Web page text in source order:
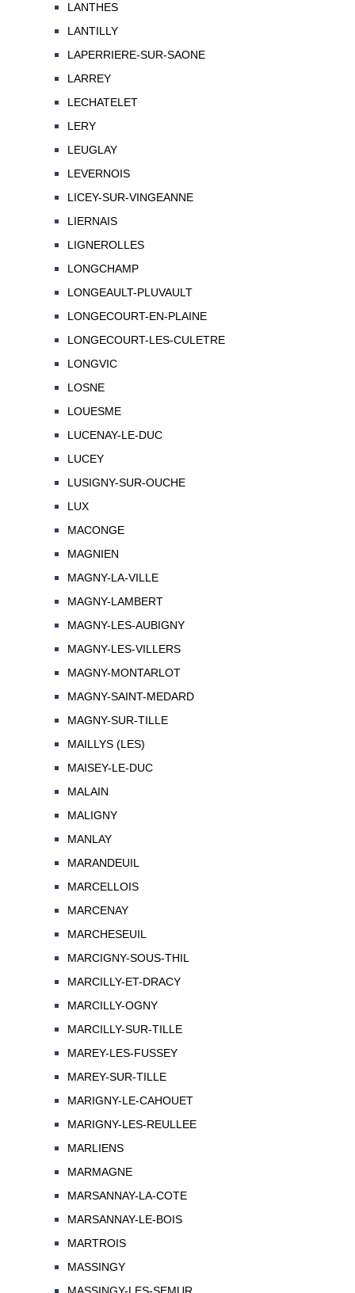
LANTHES
LANTILLY
LAPERRIERE-SUR-SAONE
LARREY
LECHATELET
LERY
LEUGLAY
LEVERNOIS
LICEY-SUR-VINGEANNE
LIERNAIS
LIGNEROLLES
LONGCHAMP
LONGEAULT-PLUVAULT
LONGECOURT-EN-PLAINE
LONGECOURT-LES-CULETRE
LONGVIC
LOSNE
LOUESME
LUCENAY-LE-DUC
LUCEY
LUSIGNY-SUR-OUCHE
LUX
MACONGE
MAGNIEN
MAGNY-LA-VILLE
MAGNY-LAMBERT
MAGNY-LES-AUBIGNY
MAGNY-LES-VILLERS
MAGNY-MONTARLOT
MAGNY-SAINT-MEDARD
MAGNY-SUR-TILLE
MAILLYS (LES)
MAISEY-LE-DUC
MALAIN
MALIGNY
MANLAY
MARANDEUIL
MARCELLOIS
MARCENAY
MARCHESEUIL
MARCIGNY-SOUS-THIL
MARCILLY-ET-DRACY
MARCILLY-OGNY
MARCILLY-SUR-TILLE
MAREY-LES-FUSSEY
MAREY-SUR-TILLE
MARIGNY-LE-CAHOUET
MARIGNY-LES-REULLEE
MARLIENS
MARMAGNE
MARSANNAY-LA-COTE
MARSANNAY-LE-BOIS
MARTROIS
MASSINGY